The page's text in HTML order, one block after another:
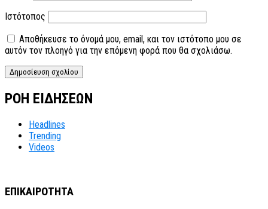
Ιστότοπος
Αποθήκευσε το όνομά μου, email, και τον ιστότοπο μου σε
αυτόν τον πλοηγό για την επόμενη φορά που θα σχολιάσω.
ΡΟΗ ΕΙΔΗΣΕΩΝ
Headlines
Trending
Videos
ΕΠΙΚΑΙΡΟΤΗΤΑ